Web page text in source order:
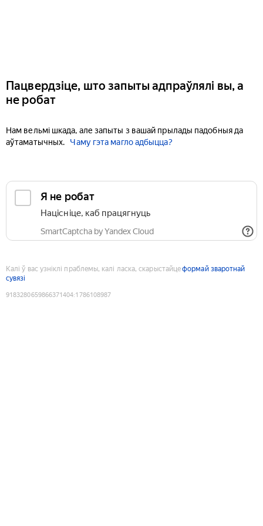
Пацвердзіце, што запыты адпраўлялі вы, а
не робат
Нам вельмі шкада, але запыты з вашай прылады падобныя да
аўтаматычных.
Чаму гэта магло адбыцца?
Я не робат
Націсніце, каб працягнуць
SmartCaptcha by Yandex Cloud
Калі ў вас узніклі праблемы, калі ласка, скарыстайцеформай зваротнай
сувязі
9183280659866371404:1786108987